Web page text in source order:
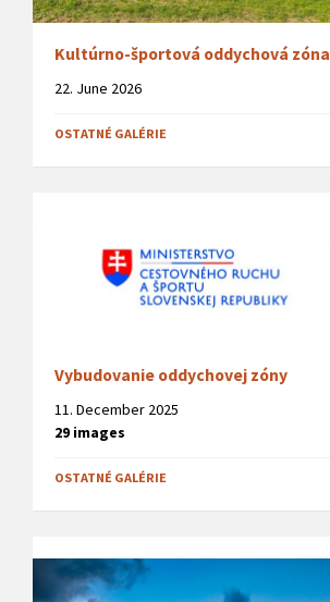
Kultúrno-športová oddychová zóna
22. June 2026
OSTATNÉ GALÉRIE
Vybudovanie oddychovej zóny
11. December 2025
29 images
OSTATNÉ GALÉRIE